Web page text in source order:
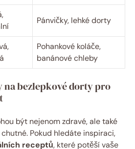
Pánvičky, lehké dorty
Pohankové koláče,
banánové chleby
bezlepkové dorty pro
být nejenom zdravé, ale také
Pokud hledáte inspiraci,
receptů, které potěší vaše